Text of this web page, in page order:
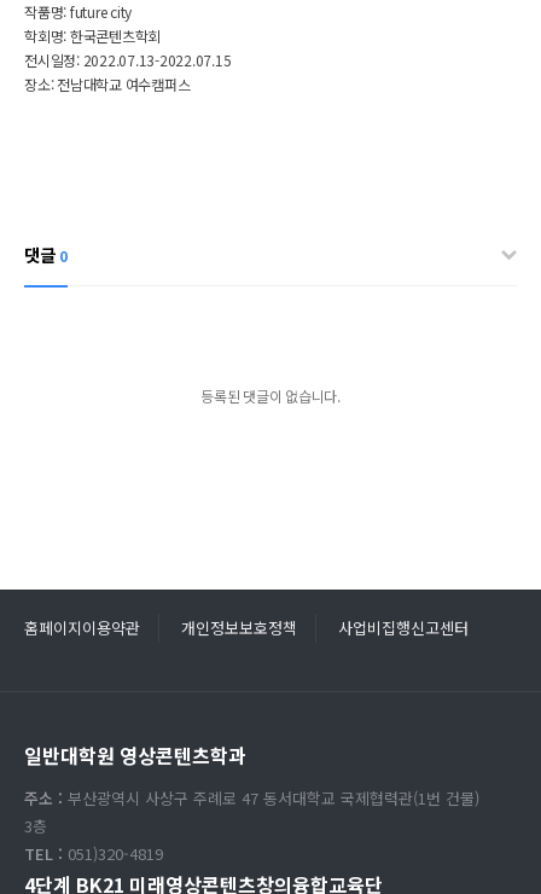
작품명: future city
학회명: 한국콘텐츠학회
전시일정: 2022.07.13-2022.07.15
장소: 전남대학교 여수캠퍼스
댓글 0
등록된 댓글이 없습니다.
홈페이지이용약관 개인정보보호정책 사업비집행신고센터
일반대학원 영상콘텐츠학과
주소 : 부산광역시 사상구 주례로 47 동서대학교 국제협력관(1번 건물)
3층
TEL : 051)320-4819
4단계 BK21 미래영상콘텐츠창의융합교육단